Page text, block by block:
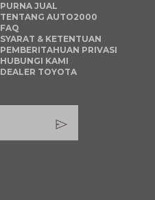
PURNA JUAL
TENTANG AUTO2000
FAQ
SYARAT & KETENTUAN
PEMBERITAHUAN PRIVASI
HUBUNGI KAMI
DEALER TOYOTA